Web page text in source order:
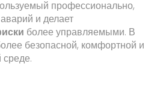
профессионально,
и делает
более управляемыми. В
безопасной, комфортной и
среде.